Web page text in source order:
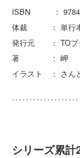
ISBN ：
体裁 ： 単行本
発行元 ： TOブ
著 ： 岬
イラスト ： さん
シリーズ累計